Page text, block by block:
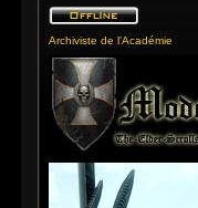
Archiviste de l'Académie